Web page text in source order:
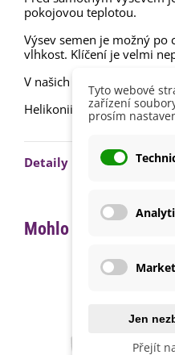
Mrkev pozdní
Daucus carota -
34 Kč
lilií - 1 ks
60 Kč 85 Kč -30%
Begonia superba -...
60 Kč 85 Kč -30%
Blahovičník -
90 Kč
pokojovou teplotou.
Výsev semen je možný po
vlhkost. Klíčení je velmi
V našich podmínkách lze
Helikonii vyberte
Detaily produktu
Mohlo by se také
Tyto webové
zařízení
prosím
Jen
Přejít